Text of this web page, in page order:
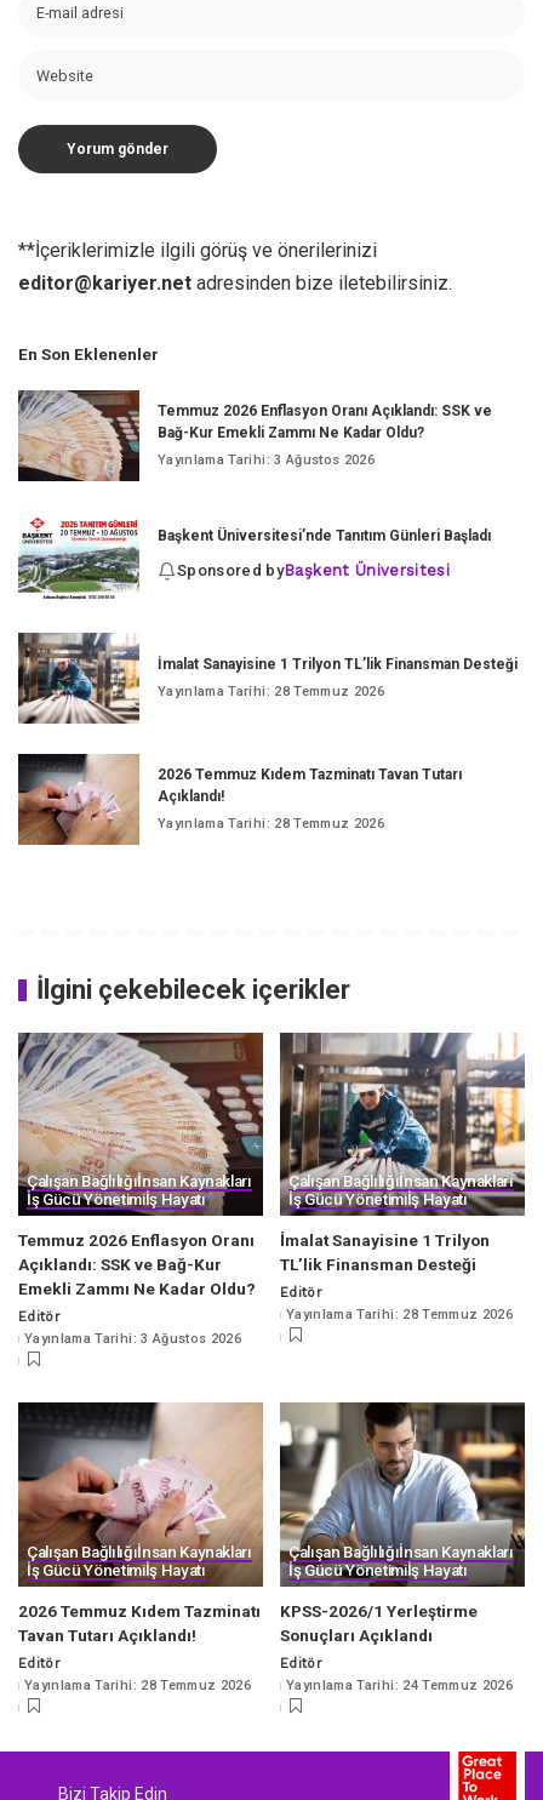
**İçeriklerimizle ilgili görüş ve önerilerinizi
editor@kariyer.net adresinden bize iletebilirsiniz.
En Son Eklenenler
Temmuz 2026 Enflasyon Oranı Açıklandı: SSK ve
Bağ-Kur Emekli Zammı Ne Kadar Oldu?
Yayınlama Tarihi: 3 Ağustos 2026
Başkent Üniversitesi’nde Tanıtım Günleri Başladı
Sponsored byBaşkent Üniversitesi
İmalat Sanayisine 1 Trilyon TL’lik Finansman Desteği
Yayınlama Tarihi: 28 Temmuz 2026
2026 Temmuz Kıdem Tazminatı Tavan Tutarı
Açıklandı!
Yayınlama Tarihi: 28 Temmuz 2026
İlgini çekebilecek içerikler
Çalışan Bağlılığıİnsan Kaynakları
İş Gücü Yönetimiİş Hayatı
Temmuz 2026 Enflasyon Oranı
Açıklandı: SSK ve Bağ-Kur
Emekli Zammı Ne Kadar Oldu?
Posted
by
Editör
Yayınlama Tarihi: 3 Ağustos 2026
Çalışan Bağlılığıİnsan Kaynakları
İş Gücü Yönetimiİş Hayatı
İmalat Sanayisine 1 Trilyon
TL’lik Finansman Desteği
Posted
by
Editör
Yayınlama Tarihi: 28 Temmuz 2026
Çalışan Bağlılığıİnsan Kaynakları
İş Gücü Yönetimiİş Hayatı
2026 Temmuz Kıdem Tazminatı
Tavan Tutarı Açıklandı!
Posted
by
Editör
Yayınlama Tarihi: 28 Temmuz 2026
Çalışan Bağlılığıİnsan Kaynakları
İş Gücü Yönetimiİş Hayatı
KPSS-2026/1 Yerleştirme
Sonuçları Açıklandı
Posted
by
Editör
Yayınlama Tarihi: 24 Temmuz 2026
Bizi Takip Edin